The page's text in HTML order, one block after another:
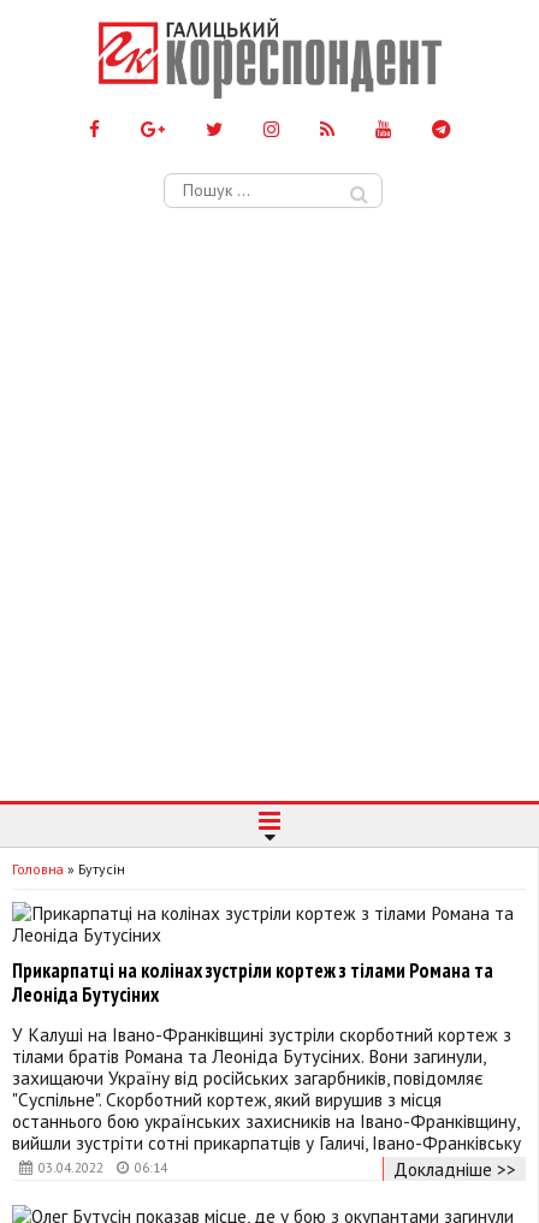
Пошук:
Головна » Бутусін
03.04.2022 06:14
Прикарпатці на колінах зустріли кортеж з тілами Романа та
Леоніда Бутусіних
У Калуші на Івано-Франківщині зустріли скорботний кортеж з
тілами братів Романа та Леоніда Бутусіних. Вони загинули,
захищаючи Україну від російських загарбників, повідомляє
"Суспільне". Скорботний кортеж, який вирушив з місця
останнього бою українських захисників на Івано-Франківщину,
вийшли зустріти сотні прикарпатців у Галичі, Івано-Франківську
Докладніше >>